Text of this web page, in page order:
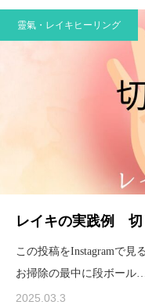
靈氣・レイキヒーリング
レイキの実践例 切
この投稿をInstagramで見
お掃除の最中に段ボール…
2025.03.3